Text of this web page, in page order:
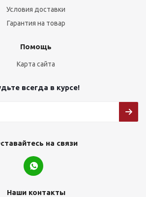
Условия доставки
Гарантия на товар
Помощь
Карта сайта
всегда в курсе!
на связи
Наши контакты